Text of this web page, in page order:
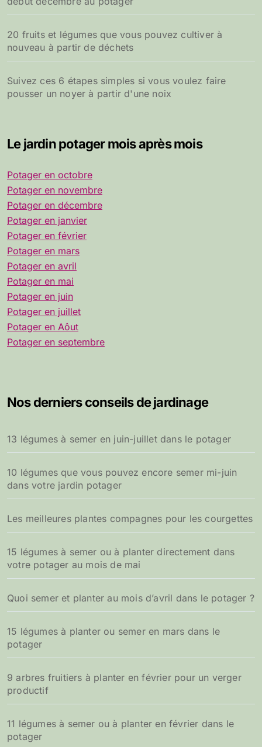
20 fruits et légumes que vous pouvez cultiver à
nouveau à partir de déchets
Suivez ces 6 étapes simples si vous voulez faire
pousser un noyer à partir d'une noix
Le jardin potager mois après mois
Potager en octobre
Potager en novembre
Potager en décembre
Potager en janvier
Potager en février
Potager en mars
Potager en avril
Potager en mai
Potager en juin
Potager en juillet
Potager en Aôut
Potager en septembre
Nos derniers conseils de jardinage
13 légumes à semer en juin-juillet dans le potager
10 légumes que vous pouvez encore semer mi-juin
dans votre jardin potager
Les meilleures plantes compagnes pour les courgettes
15 légumes à semer ou à planter directement dans
votre potager au mois de mai
Quoi semer et planter au mois d’avril dans le potager ?
15 légumes à planter ou semer en mars dans le
potager
9 arbres fruitiers à planter en février pour un verger
productif
11 légumes à semer ou à planter en février dans le
potager